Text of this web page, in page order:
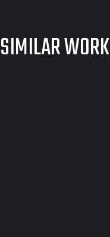
SIMILAR WORK